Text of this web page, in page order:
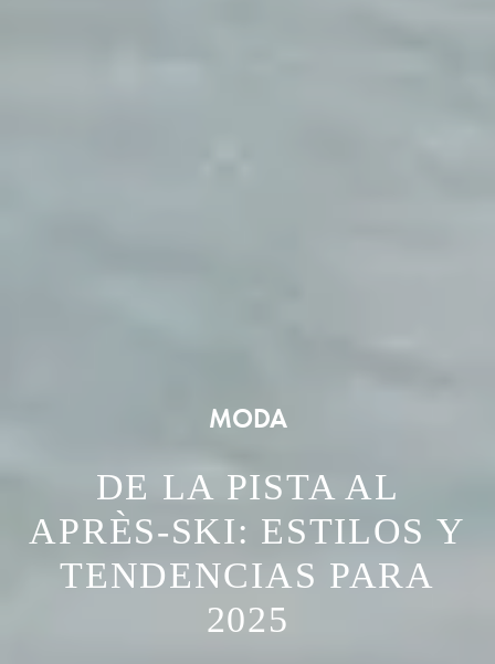
MODA
DE LA PISTA AL
APRÈS-SKI: ESTILOS Y
TENDENCIAS PARA
2025